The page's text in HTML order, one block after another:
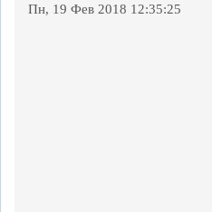
Пн, 19 Фев 2018 12:35:25